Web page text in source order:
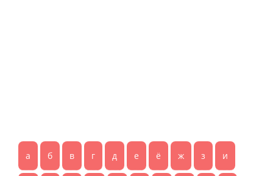
а б в г д е ё ж з и